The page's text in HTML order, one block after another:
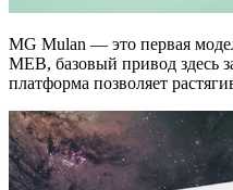
MG Mulan — это первая
MEB, базовый привод здесь
платформа позволяет